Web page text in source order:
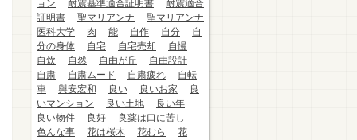
ョン
耐震基準適合証明書
耐震適合
証明書
聖マリアンナ
聖マリアンナ
医科大学
肉 能 自作 自分
自
分の身体
自宅 自宅売却
自慢
自炊
自然 自由が丘
自由設計
自粛
自粛ムード 自粛疲れ
自転
車
與安宏和 良い 良いお家
良
いマンション
良い土地
良い年
良い物件
良好
良薬は口に苦し
色んな事
花は桜木 花むら
花